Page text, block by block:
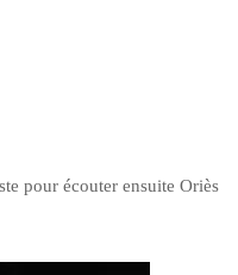
pour écouter ensuite Oriès